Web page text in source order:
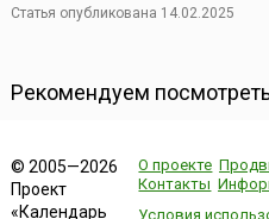
Статья опубликована 14.02.2025
Рекомендуем
© 2005—2026
Проект
«Календарь
О проекте
Контакты
Условия